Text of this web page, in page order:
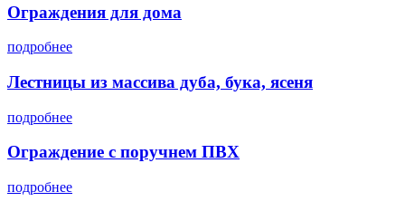
Ограждения для дома
подробнее
Лестницы из массива дуба, бука, ясеня
подробнее
Ограждение с поручнем ПВХ
подробнее